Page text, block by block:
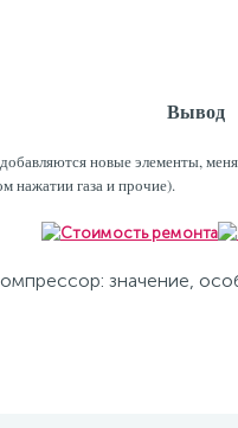
Вывод
новые элементы,
нажатии газа и прочие).